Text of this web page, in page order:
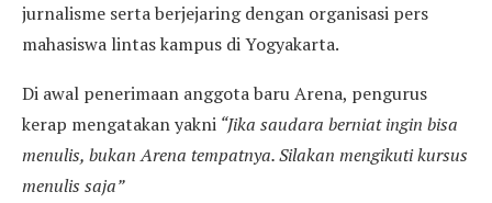
jurnalisme serta berjejaring dengan organisasi pers
mahasiswa lintas kampus di Yogyakarta.
Di awal penerimaan anggota baru Arena, pengurus
kerap mengatakan yakni “Jika saudara berniat ingin bisa
menulis, bukan Arena tempatnya. Silakan mengikuti kursus
menulis saja”